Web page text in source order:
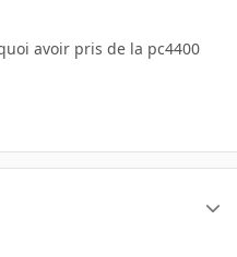
avoir pris de la pc4400